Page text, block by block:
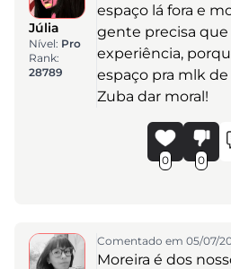
Júlia
Nível: Pro
Rank:
28789
espaço lá fora e
gente precisa
experiência,
espaço pra mlk de
Zuba dar moral!
0 0
Comentado em 05/07/
Moreira é dos